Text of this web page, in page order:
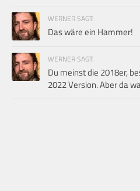
WERNER SAGT:
Das wäre ein Hammer!
WERNER SAGT:
Du meinst die 2018er,
2022 Version. Aber da